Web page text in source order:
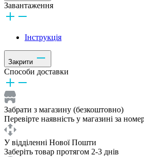
Завантаження
Інструкція
Закрити
Способи доставки
Забрати з магазину (безкоштовно)
Перевірте наявність у магазині за
У відділенні Нової Пошти
Заберіть товар протягом 2-3 днів